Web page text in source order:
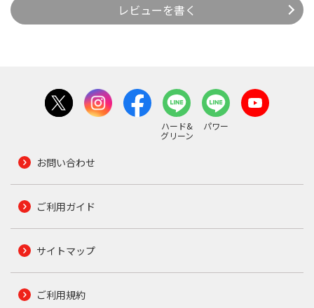
レビューを書く
ハード&
グリーン
パワー
お問い合わせ
ご利用ガイド
サイトマップ
ご利用規約